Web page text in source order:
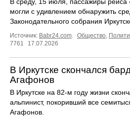
могли с удивлением обнаружить
Законодательного собрания
Источник: Babr24.com. Общество,
7761
17.07.2026
В Иркутске скончался
Агафонов
В Иркутске на 82‑м году жизни
альпинист, покоривший все
Агафонов.